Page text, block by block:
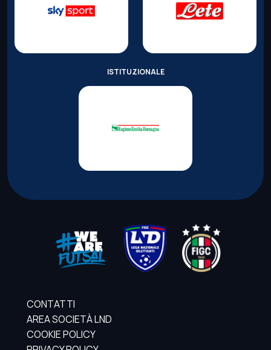
ISTITUZIONALE
CONTATTI
AREA SOCIETÀ LND
COOKIE POLICY